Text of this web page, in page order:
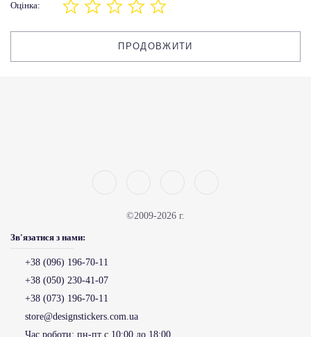
Оцінка:
ПРОДОВЖИТИ
©2009-2026 г.
Зв'язатися з нами:
+38 (096) 196-70-11
+38 (050) 230-41-07
+38 (073) 196-70-11
store@designstickers.com.ua
Час роботи: пн-пт с 10:00 до 18:00